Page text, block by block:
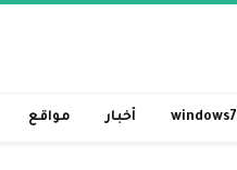
windows7 أخبار مواقع